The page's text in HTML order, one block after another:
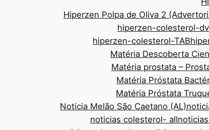
Hiperzen Polpa de Oliva 2
hiperzen-colesterol-
hiperzen-colesterol-TAB
Matéria Descoberta
Matéria prostata –
Matéria Próstata
Matéria Próstata
Noticia Melão São Caetano (AL)
noticias colesterol- all